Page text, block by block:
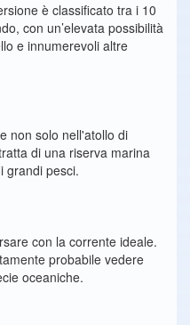
è classificato tra i 10
con un’elevata possibilità
e innumerevoli altre
non solo nell'atollo di
di una riserva marina
grandi pesci.
con la corrente ideale.
probabile vedere
oceaniche.